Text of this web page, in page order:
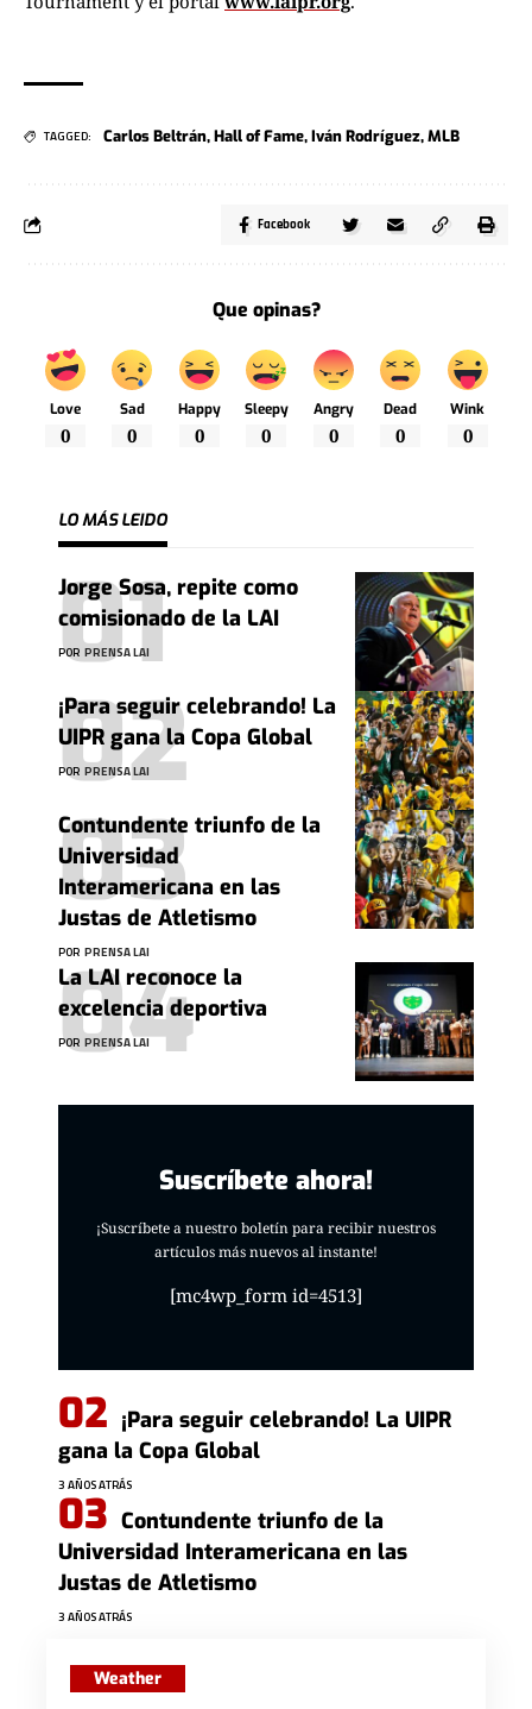
TAGGED: Carlos Beltrán,Hall of Fame,Iván Rodríguez,MLB
Facebook
Que opinas?
Love
0
Sad
0
Happy
0
Sleepy
0
Angry
0
Dead
0
Wink
0
LO MÁS LEIDO
Jorge Sosa, repite como
comisionado de la LAI
POR PRENSA LAI
¡Para seguir celebrando! La
UIPR gana la Copa Global
POR PRENSA LAI
Contundente triunfo de la
Universidad
Interamericana en las
Justas de Atletismo
POR PRENSA LAI
La LAI reconoce la
excelencia deportiva
POR PRENSA LAI
Suscríbete ahora!
¡Suscríbete a nuestro boletín para recibir nuestros
artículos más nuevos al instante!
[mc4wp_form id=4513]
¡Para seguir celebrando! La UIPR
gana la Copa Global
3 AÑOS ATRÁS
Contundente triunfo de la
Universidad Interamericana en las
Justas de Atletismo
3 AÑOS ATRÁS
Weather